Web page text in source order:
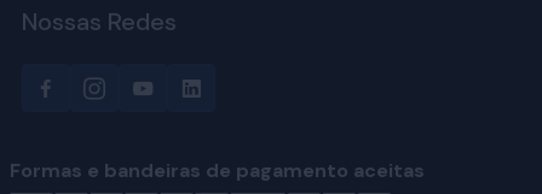
Nossas Redes
Formas e bandeiras de pagamento aceitas